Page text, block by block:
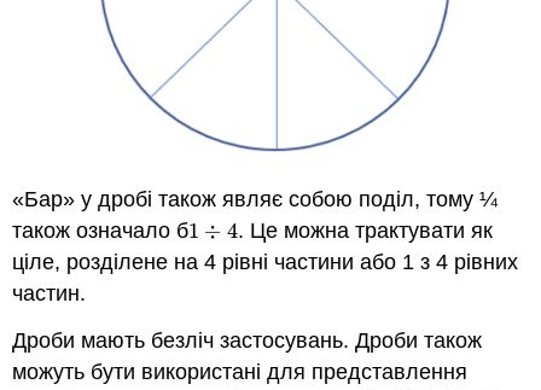
«Бар» у дробі також являє собою поділ, тому ¼
також означало б1 ÷ 4
1 ÷4
. Це можна трактувати як
ціле, розділене на 4 рівні частини або 1 з 4 рівних
частин.
Дроби мають безліч застосувань. Дроби також
можуть бути використані для представлення